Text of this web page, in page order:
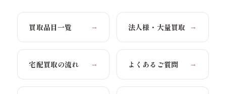
買取品目一覧 → 法人様・大量買取 →
宅配買取の流れ → よくあるご質問 →